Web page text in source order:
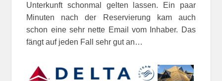
Unterkunft schonmal gelten lassen. Ein paar
Minuten nach der Reservierung kam auch
schon eine sehr nette Email vom Inhaber. Das
fängt auf jeden Fall sehr gut an…